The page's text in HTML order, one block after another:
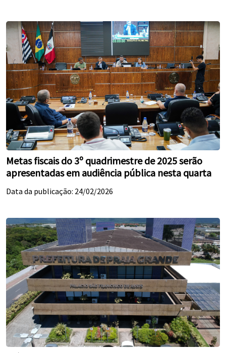
Metas fiscais do 3º quadrimestre de 2025 serão
apresentadas em audiência pública nesta quarta
Data da publicação: 24/02/2026